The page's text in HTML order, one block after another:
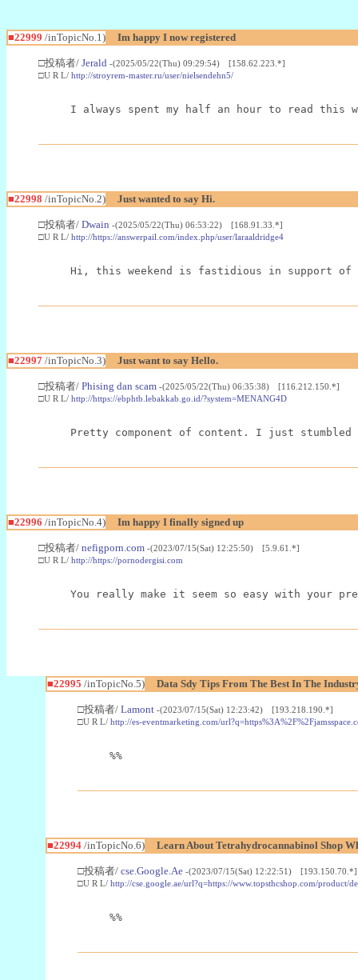
■22999 /inTopicNo.1) Im happy I now registered
□投稿者/ Jerald -(2025/05/22(Thu) 09:29:54) [158.62.223.*]
□U R L/ http://stroyrem-master.ru/user/nielsendehn5/
I always spent my half an hour to read
■22998 /inTopicNo.2) Just wanted to say Hi.
□投稿者/ Dwain -(2025/05/22(Thu) 06:53:22) [168.91.33.*]
□U R L/ http://https://answerpail.com/index.php/user/laraaldridge4
Hi, this weekend is fastidious in support of
■22997 /inTopicNo.3) Just want to say Hello.
□投稿者/ Phising dan scam -(2025/05/22(Thu) 06:35:38) [116.212.150.*]
□U R L/ http://https://ebphtb.lebakkab.go.id/?system=MENANG4D
Pretty component of content. I just
■22996 /inTopicNo.4) Im happy I finally signed up
□投稿者/ nefigporn.com -(2023/07/15(Sat) 12:25:50) [5.9.61.*]
□U R L/ http://https://pornodergisi.com
You really make it seem so easy with your
■22995 /inTopicNo.5) Data Sdy Tips From The Best In The
□投稿者/ Lamont -(2023/07/15(Sat) 12:23:42) [193.218.190.*]
□U R L/ http://es-eventmarketing.com/
%%
■22994/inTopicNo.6) Learn About Tetrahydrocannabinol Shop
□投稿者/ cse.Google.Ae -(2023/07/15(Sat) 12:22:51) [193.150.70.*]
□U R L/ http://cse.google.ae/url?q=https://www.topsthcshop.com/
%%